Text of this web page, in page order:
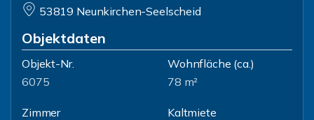
53819 Neunkirchen-Seelscheid
Objektdaten
Objekt-Nr.
6075
Wohnfläche (ca.)
78 m²
Zimmer
Kaltmiete